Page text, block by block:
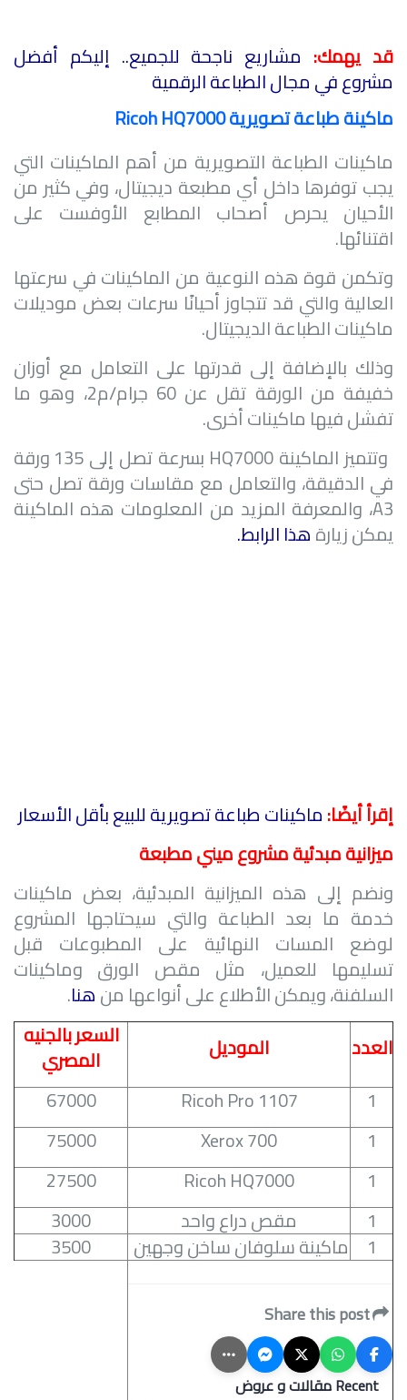
قد يهمك: مشاريع ناجحة للجميع.. إليكم أفضل
مشروع في مجال الطباعة الرقمية
ماكينة طباعة تصويرية Ricoh HQ7000
ماكينات الطباعة التصويرية من أهم الماكينات التي
يجب توفرها داخل أي مطبعة ديجيتال، وفي كثير من
الأحيان يحرص أصحاب المطابع الأوفست على
اقتنائها.
وتكمن قوة هذه النوعية من الماكينات في سرعتها
العالية والتي قد تتجاوز أحيانًا سرعات بعض موديلات
ماكينات الطباعة الديجيتال.
وذلك بالإضافة إلى قدرتها على التعامل مع أوزان
خفيفة من الورقة تقل عن 60 جرام/م2، وهو ما
تفشل فيها ماكينات أخرى.
وتتميز الماكينةHQ7000 بسرعة تصل إلى 135 ورقة
في الدقيقة، والتعامل مع مقاسات ورقة تصل حتى
A3، والمعرفة المزيد من المعلومات هذه الماكينة
يمكن زيارةهذا الرابط.
إقرأ أيضًا:ماكينات طباعة تصويرية للبيع بأقل الأسعار
ميزانية مبدئية مشروع ميني مطبعة
ونضم إلى هذه الميزانية المبدئية، بعض ماكينات
خدمة ما بعد الطباعة والتي سيحتاجها المشروع
لوضع المسات النهائية على المطبوعات قبل
تسليمها للعميل، مثل مقص الورق وماكينات
السلفنة، ويمكن الأطلاع على أنواعها منهنا.
العدد
الموديل السعر بالجنيه
المصري
1
Ricoh Pro 1107
67000
1
Xerox 700
75000
1
Ricoh HQ7000
27500
1
مقص دراع واحد 3000
1 ماكينة سلوفان ساخن وجهين 3500
Share this post
Recent مقالات و عروض